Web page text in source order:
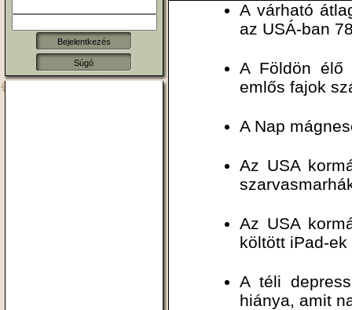
Súgó
A várható
az USÁ-ban
A Földön élő
emlős fajok
A Nap
Az USA
Az USA
költött iPad-
A téli
hiánya, amit